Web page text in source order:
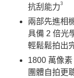
抗刮能力3
兩部先進相
具備 2 倍光
輕鬆鬆拍出
1800 萬像
團體自拍更